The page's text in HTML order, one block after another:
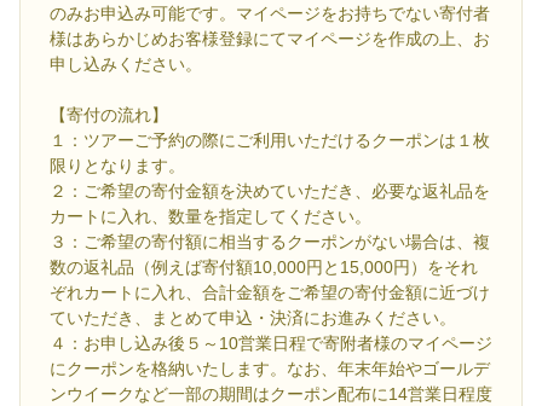
のみお申込み可能です。マイページをお持ちでない寄付者
様はあらかじめお客様登録にてマイページを作成の上、お
申し込みください。
【寄付の流れ】
１：ツアーご予約の際にご利用いただけるクーポンは１枚
限りとなります。
２：ご希望の寄付金額を決めていただき、必要な返礼品を
カートに入れ、数量を指定してください。
３：ご希望の寄付額に相当するクーポンがない場合は、複
数の返礼品（例えば寄付額10,000円と15,000円）をそれ
ぞれカートに入れ、合計金額をご希望の寄付金額に近づけ
ていただき、まとめて申込・決済にお進みください。
４：お申し込み後５～10営業日程で寄附者様のマイページ
にクーポンを格納いたします。なお、年末年始やゴールデ
ンウイークなど一部の期間はクーポン配布に14営業日程度